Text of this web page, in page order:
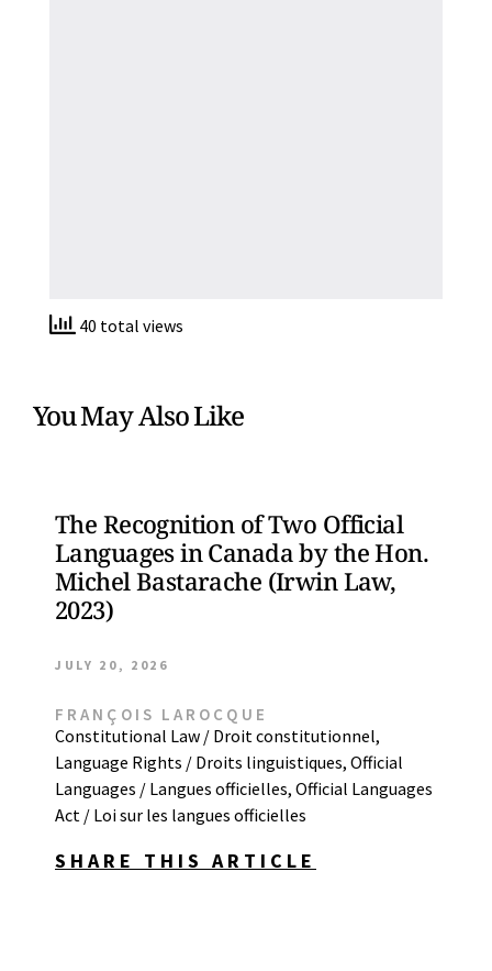
40 total views
You May Also Like
The Recognition of Two Official
Languages in Canada by the Hon.
Michel Bastarache (Irwin Law,
2023)
JULY 20, 2026
FRANÇOIS LAROCQUE
Constitutional Law / Droit constitutionnel,
Language Rights / Droits linguistiques, Official
Languages / Langues officielles, Official Languages
Act / Loi sur les langues officielles
SHARE THIS ARTICLE